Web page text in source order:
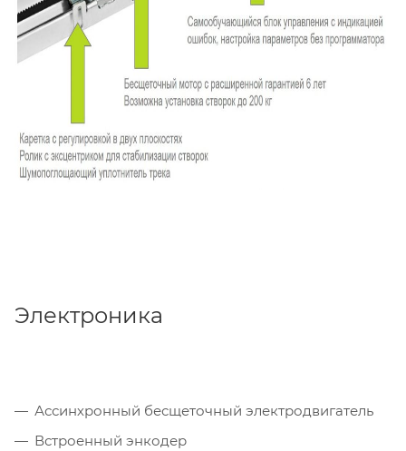
Электроника
Ассинхронный бесщеточный электродвигатель
Встроенный энкодер